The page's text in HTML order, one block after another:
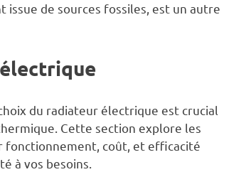
issue de sources fossiles, est un autre
du radiateur électrique est crucial
Cette section explore les
fonctionnement, coût, et efficacité
à vos besoins.